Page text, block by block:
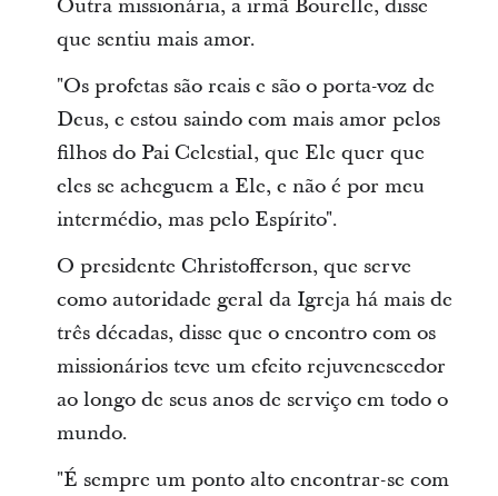
Outra missionária, a irmã Bourelle, disse
que sentiu mais amor.
"Os profetas são reais e são o porta-voz de
Deus, e estou saindo com mais amor pelos
filhos do Pai Celestial, que Ele quer que
eles se acheguem a Ele, e não é por meu
intermédio, mas pelo Espírito".
O presidente Christofferson, que serve
como autoridade geral da Igreja há mais de
três décadas, disse que o encontro com os
missionários teve um efeito rejuvenescedor
ao longo de seus anos de serviço em todo o
mundo.
"É sempre um ponto alto encontrar-se com